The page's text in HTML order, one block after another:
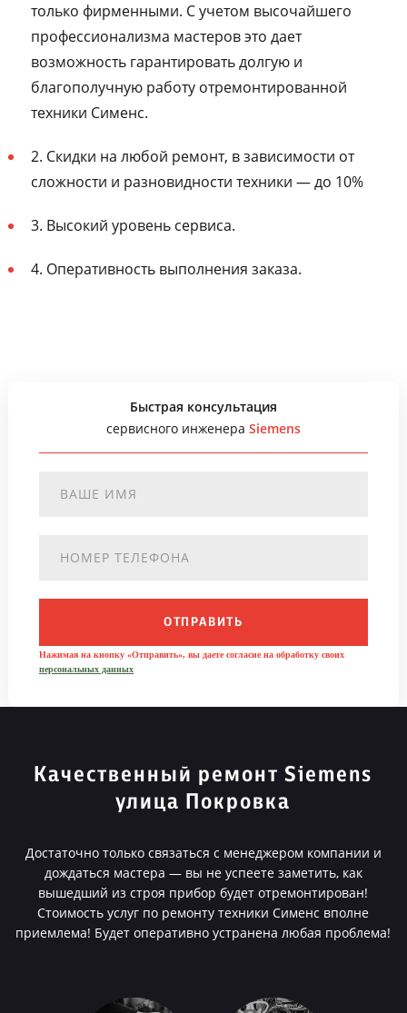
только фирменными. С учетом высочайшего
профессионализма мастеров это дает
возможность гарантировать долгую и
благополучную работу отремонтированной
техники Сименс.
2. Скидки на любой ремонт, в зависимости от
сложности и разновидности техники — до 10%
3. Высокий уровень сервиса.
4. Оперативность выполнения заказа.
Быстрая консультация
сервисного инженера Siemens
ОТПРАВИТЬ
Нажимая на кнопку «Отправить», вы даете согласие на обработку своих
персональных данных
Качественный ремонт Siemens
улица Покровка
Достаточно только связаться с менеджером компании и
дождаться мастера — вы не успеете заметить, как
вышедший из строя прибор будет отремонтирован!
Стоимость услуг по ремонту техники Сименс вполне
приемлема! Будет оперативно устранена любая проблема!